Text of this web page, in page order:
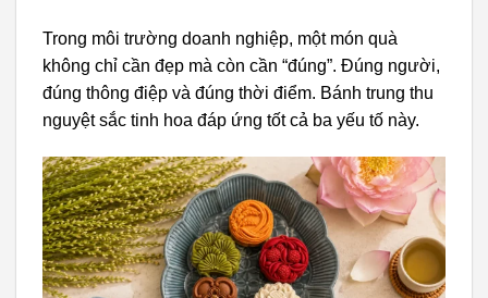
Trong môi trường doanh nghiệp, một món quà
không chỉ cần đẹp mà còn cần “đúng”. Đúng người,
đúng thông điệp và đúng thời điểm. Bánh trung thu
nguyệt sắc tinh hoa đáp ứng tốt cả ba yếu tố này.